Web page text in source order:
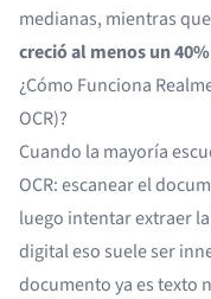
medianas, mientras que
creció al menos un 40%
¿Cómo Funciona
OCR)?
Cuando la mayoría
OCR: escanear el
luego intentar extraer
digital eso suele ser
documento ya es texto